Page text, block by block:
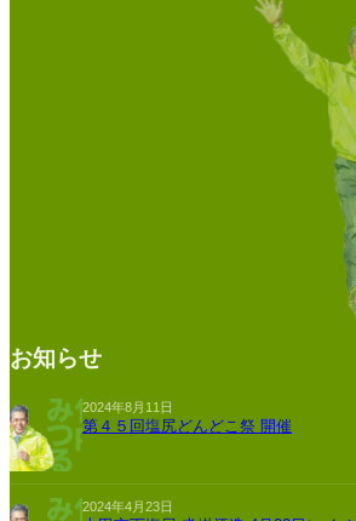
お知らせ
2024年8月11日
第４５回塩尻どんどこ祭 開催
2024年4月23日